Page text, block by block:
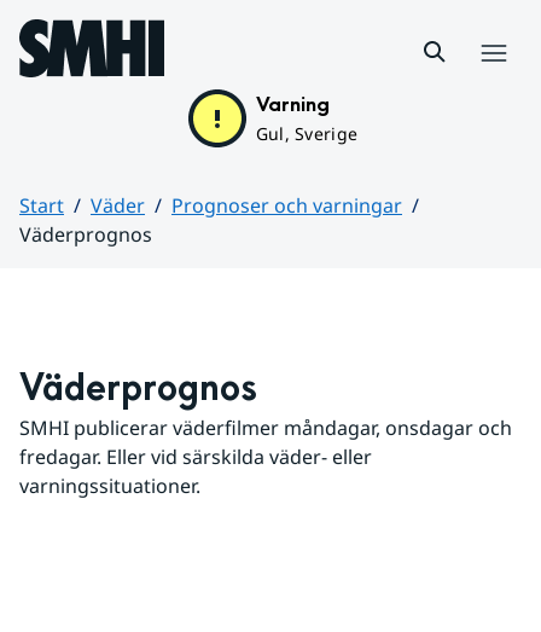
Hoppa till sidans innehåll
Varning
Gul, Sverige
Start Väder
Prognoser och varningar
Väderprognos
Väderprognos
SMHI publicerar väderfilmer måndagar, onsdagar och
fredagar. Eller vid särskilda väder- eller
varningssituationer.